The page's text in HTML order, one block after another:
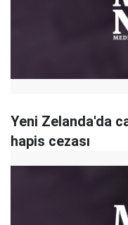
Yeni Zelanda'da
hapis cezası